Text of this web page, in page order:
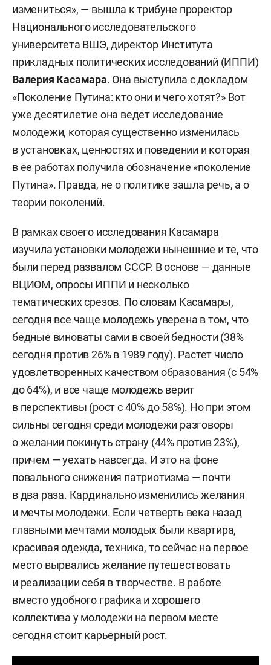
измениться», — вышла к трибуне проректор
Национального исследовательского
университета ВШЭ, директор Института
прикладных политических исследований (ИППИ)
Валерия Касамара. Она выступила с докладом
«Поколение Путина: кто они и чего хотят?» Вот
уже десятилетие она ведет исследование
молодежи, которая существенно изменилась
в установках, ценностях и поведении и которая
в ее работах получила обозначение «поколение
Путина». Правда, не о политике зашла речь, а о
теории поколений.
В рамках своего исследования Касамара
изучила установки молодежи нынешние и те, что
были перед развалом СССР. В основе — данные
ВЦИОМ, опросы ИППИ и несколько
тематических срезов. По словам Касамары,
сегодня все чаще молодежь уверена в том, что
бедные виноваты сами в своей бедности (38%
сегодня против 26% в 1989 году). Растет число
удовлетворенных качеством образования (с 54%
до 64%), и все чаще молодежь верит
в перспективы (рост с 40% до 58%). Но при этом
сильны сегодня среди молодежи разговоры
о желании покинуть страну (44% против 23%),
причем — уехать навсегда. И это на фоне
повального снижения патриотизма — почти
в два раза. Кардинально изменились желания
и мечты молодежи. Если четверть века назад
главными мечтами молодых были квартира,
красивая одежда, техника, то сейчас на первое
место вырвались желание путешествовать
и реализации себя в творчестве. В работе
вместо удобного графика и хорошего
коллектива у молодежи на первом месте
сегодня стоит карьерный рост.